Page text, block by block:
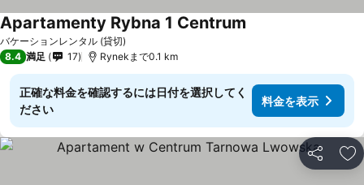
バケーションレンタル (貸切)
Apartamenty Rybna 1 Centrum
8.4 満足 17 Rynekまで0.1 km
正確な料金を確認するには日付を選択してく
ださい
料金を表示
シェア お